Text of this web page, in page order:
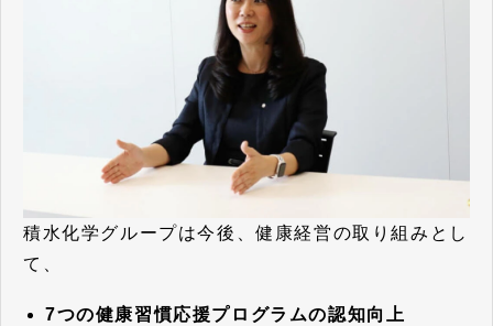
積水化学グループは今後、健康経営の取り組みとし
て、
7つの健康習慣応援プログラムの認知向上